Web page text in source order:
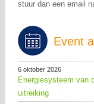
stuur dan een email
Event
6 oktober 2026
Energiesysteem van
uitreiking